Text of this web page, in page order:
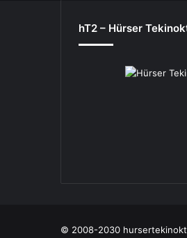
hT2 – Hürser
© 2008-2030